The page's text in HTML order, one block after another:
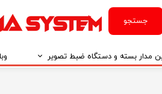
جستجو
مدار بسته و دستگاه ضبط تصویر